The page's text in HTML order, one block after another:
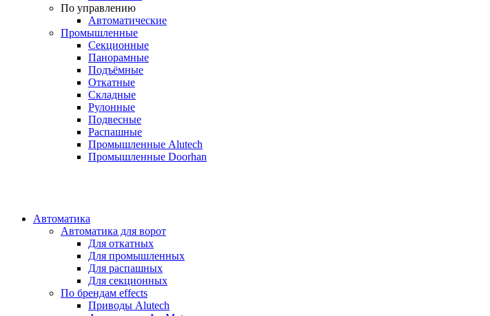
По управлению
Автоматические
Промышленные
Секционные
Панорамные
Подъёмные
Откатные
Складные
Рулонные
Подвесные
Распашные
Промышленные Alutech
Промышленные Doorhan
Автоматика
Автоматика для ворот
Для откатных
Для промышленных
Для распашных
Для секционных
По брендам effects
Приводы Alutech